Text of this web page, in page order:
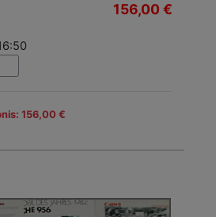
156,00 €
156,00 €